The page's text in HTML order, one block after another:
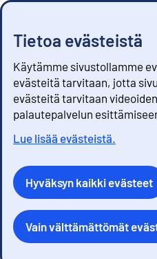
Tietoa evästeistä
Käytämme sivustollamme
evästeitä tarvitaan, jotta
evästeitä tarvitaan
palautepalvelun
Lue lisää evästeistä.
Hyväksyn kaikki evästeet
Vain välttämättömät